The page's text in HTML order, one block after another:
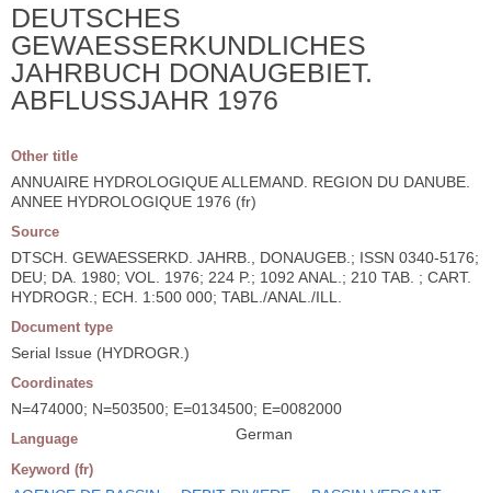
DEUTSCHES
GEWAESSERKUNDLICHES
JAHRBUCH DONAUGEBIET.
ABFLUSSJAHR 1976
Other title
ANNUAIRE HYDROLOGIQUE ALLEMAND. REGION DU DANUBE.
ANNEE HYDROLOGIQUE 1976 (fr)
Source
DTSCH. GEWAESSERKD. JAHRB., DONAUGEB.; ISSN 0340-5176;
DEU; DA. 1980; VOL. 1976; 224 P.; 1092 ANAL.; 210 TAB. ; CART.
HYDROGR.; ECH. 1:500 000; TABL./ANAL./ILL.
Document type
Serial Issue (HYDROGR.)
Coordinates
N=474000; N=503500; E=0134500; E=0082000
Language German
Keyword (fr)